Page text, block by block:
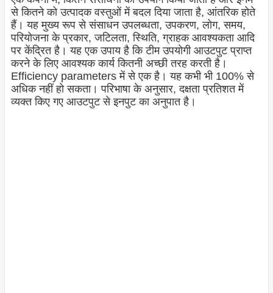
से कितने को उत्पादक वस्तुओं में बदल दिया जाता है, आंतरिक होते
हैं। यह मुख्य रूप से संसाधन उपलब्धता, उपकरण, लोग, समय,
परियोजना के प्रकार, जटिलता, स्थिति, ग्राहक आवश्यकता आदि
पर केंद्रित है। यह एक उपाय है कि टीम उपयोगी आउटपुट प्राप्त
करने के लिए आवश्यक कार्य कितनी अच्छी तरह करती है।
Efficiency parameters में से एक है। यह कभी भी 100% से
अधिक नहीं हो सकता। परिभाषा के अनुसार, दक्षता प्रतिशत में
व्यक्त किए गए आउटपुट से इनपुट का अनुपात है।